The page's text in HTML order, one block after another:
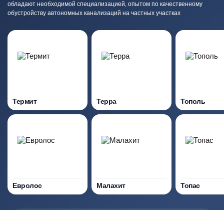
обладают необходимой специализацией, опытом по качественному
обустройству автономных канализаций на частных участках
Термит Терра Тополь
Евролос Малахит Топас